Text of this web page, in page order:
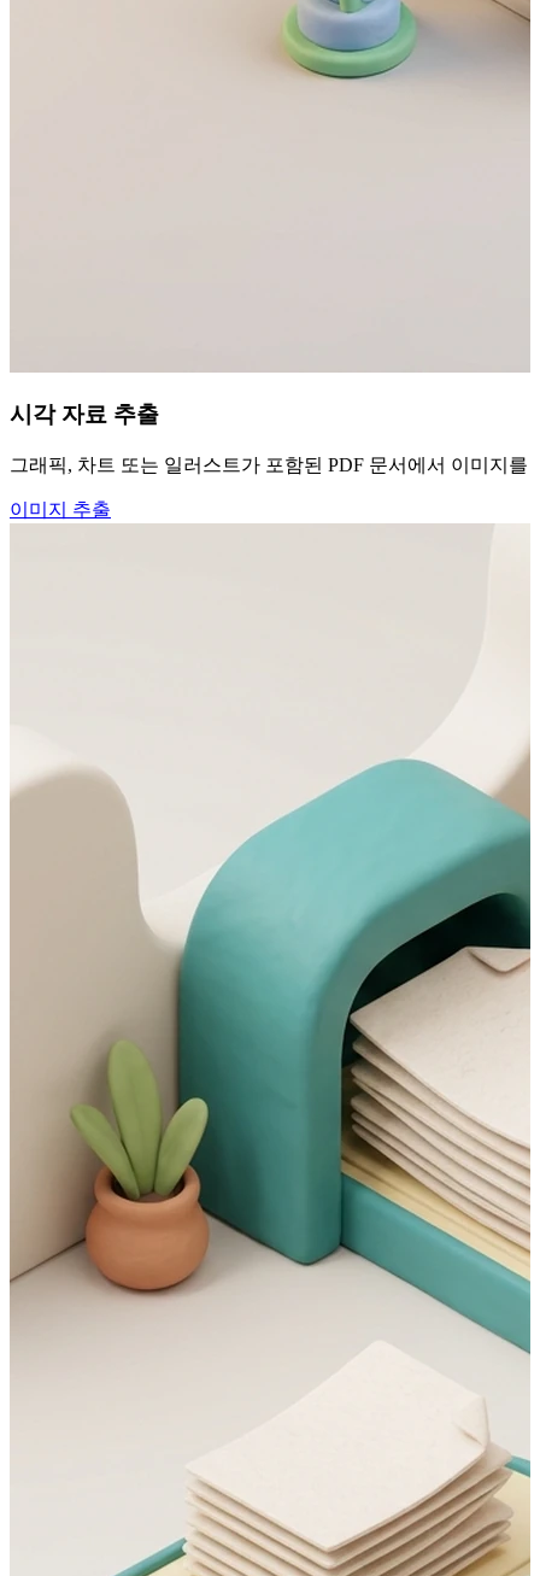
시각 자료 추출
그래픽, 차트 또는 일러스트가 포함된 PDF 문서에서 이미지
이미지 추출